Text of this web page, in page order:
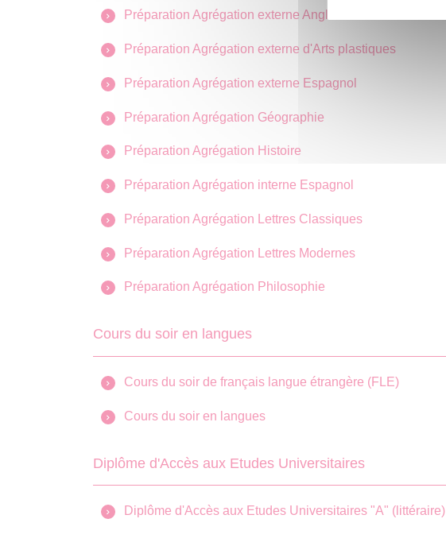
Préparation Agrégation externe Anglais
Préparation Agrégation externe d'Arts plastiques
Préparation Agrégation externe Espagnol
Préparation Agrégation Géographie
Préparation Agrégation Histoire
Préparation Agrégation interne Espagnol
Préparation Agrégation Lettres Classiques
Préparation Agrégation Lettres Modernes
Préparation Agrégation Philosophie
Cours du soir en langues
Cours du soir de français langue étrangère (FLE)
Cours du soir en langues
Diplôme d'Accès aux Etudes Universitaires
Diplôme d'Accès aux Etudes Universitaires "A" (littéraire)